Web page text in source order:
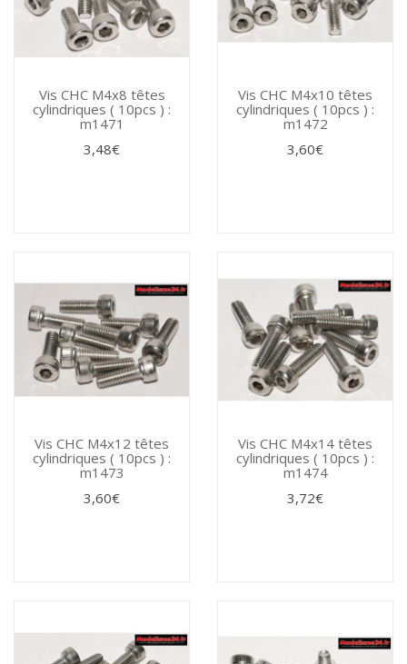
Vis CHC M4x8 têtes
cylindriques ( 10pcs ) :
m1471
3,48€
Vis CHC M4x10 têtes
cylindriques ( 10pcs ) :
m1472
3,60€
Vis CHC M4x12 têtes
cylindriques ( 10pcs ) :
m1473
3,60€
Vis CHC M4x14 têtes
cylindriques ( 10pcs ) :
m1474
3,72€